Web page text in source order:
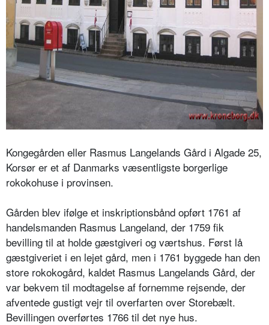
Kongegården eller Rasmus Langelands Gård i Algade 25,
Korsør er et af Danmarks væsentligste borgerlige
rokokohuse i provinsen.
Gården blev ifølge et inskriptionsbånd opført 1761 af
handelsmanden Rasmus Langeland, der 1759 fik
bevilling til at holde gæstgiveri og værtshus. Først lå
gæstgiveriet i en lejet gård, men i 1761 byggede han den
store rokokogård, kaldet Rasmus Langelands Gård, der
var bekvem til modtagelse af fornemme rejsende, der
afventede gustigt vejr til overfarten over Storebælt.
Bevillingen overførtes 1766 til det nye hus.